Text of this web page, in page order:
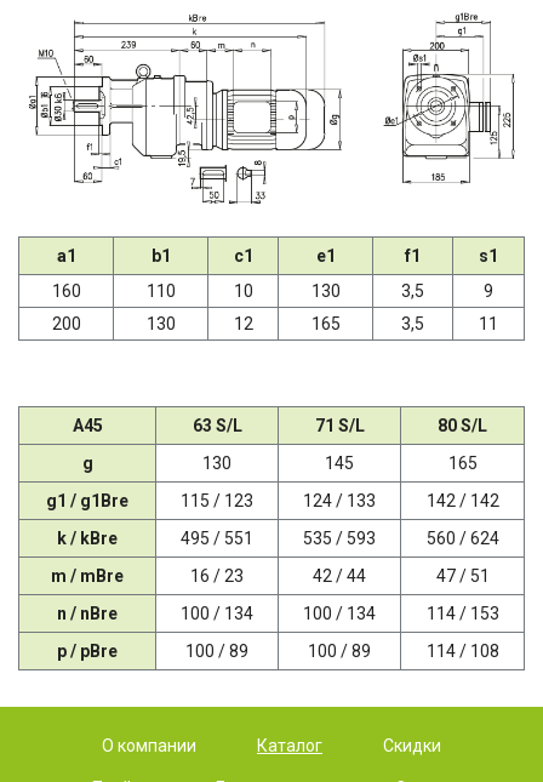
a1 b1 c1 e1 f1
s1
160
110 10 130 3,5
9
200
130 12 165 3,5 11
A45 63 S/L 71 S/L
80 S/L
g
130 145
165
g1 / g1Bre
115 / 123 124 / 133
142 / 142
k / kBre
495 / 551 535 / 593
560 / 624
m / mBre
16 / 23 42 / 44
47 / 51
n / nBre
100 / 134 100 / 134
114 / 153
p / pBre
100 / 89 100 / 89 114 / 108
О компании Каталог Скидки